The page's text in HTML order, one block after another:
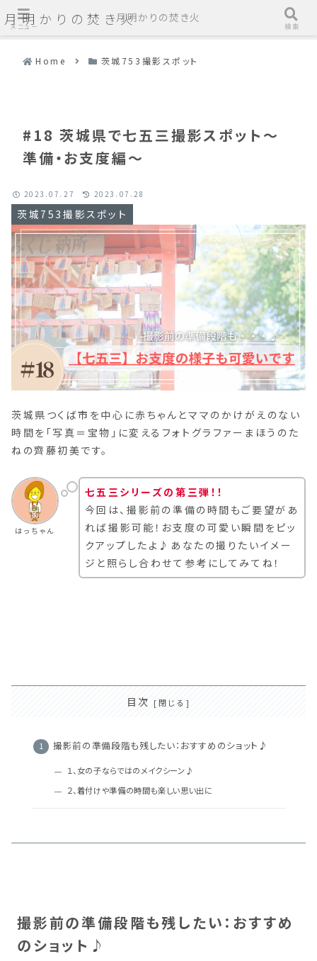
月明かりの焚き火
Home 茨城753撮影スポット
#18 茨城県で七五三撮影スポット〜
準備・お支度編〜
茨城753撮影スポット
2023.07.27 2023.07.28
茨城県つくば市を中心に赤ちゃんとママのかけがえのない
時間を「写真＝宝物」に変えるフォトグラファーまほうのた
ねの齊藤初美です。
はっちゃん
七五三シリーズの第三弾！！
今回は、撮影前の準備の時間もご要望があ
れば撮影可能！お支度の可愛い瞬間をピッ
クアップしたよ♪あなたの撮りたいイメー
ジと照らし合わせて参考にしてみてね！
目次
撮影前の準備段階も残したい：おすすめのショット♪
１、女の子ならではのメイクシーン♪
２、着付けや準備の時間も楽しい思い出に
撮影前の準備段階も残したい：おすすめ
のショット♪
メニュー
月明かりの焚き火
検索